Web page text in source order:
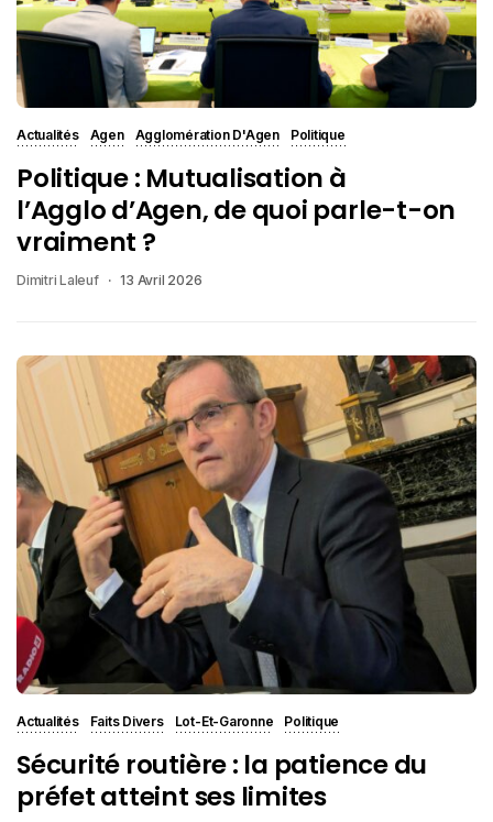
Actualités Agen Agglomération D'Agen Politique
Politique : Mutualisation à
l’Agglo d’Agen, de quoi parle-t-on
vraiment ?
Dimitri Laleuf 13 Avril 2026
Actualités Faits Divers Lot-Et-Garonne Politique
Sécurité routière : la patience du
préfet atteint ses limites